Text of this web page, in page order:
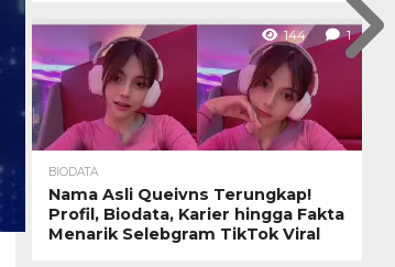
144 1
BIODATA
Nama Asli Queivns Terungkap!
Profil, Biodata, Karier hingga Fakta
Menarik Selebgram TikTok Viral